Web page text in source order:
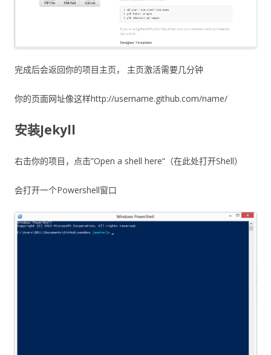
完成后会返回你的项目主页， 主页激活需要几分钟
你的页面网址像这样http://username.github.com/name/
安装Jekyll
右击你的项目，点击”Open a shell here“（在此处打开Shell）
会打开一个Powershell窗口